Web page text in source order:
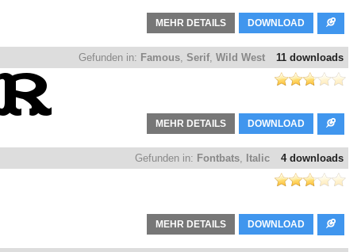
DOWNLOAD
MEHR DETAILS
11 downloads
Gefunden in: Famous, Serif, Wild West
DOWNLOAD
MEHR DETAILS
4 downloads
Gefunden in: Fontbats, Italic
DOWNLOAD
MEHR DETAILS